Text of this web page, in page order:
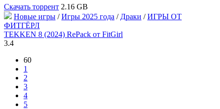
Скачать торрент 2.16 GB
Новые игры /Игры 2025 года / Драки /ИГРЫ ОТ
ФИТГЁРЛ
TEKKEN 8 (2024) RePack от FitGirl
3.4
60
1
2
3
4
5